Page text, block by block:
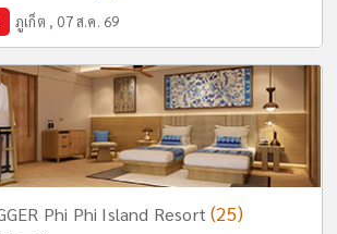
ภูเก็ต , 07 ส.ค. 69
Phi Phi Island Resort(25)